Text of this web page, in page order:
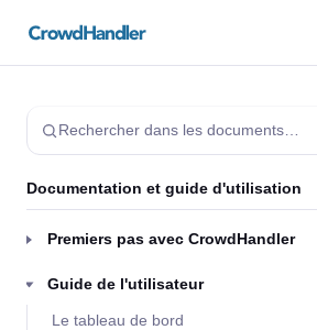
Rechercher dans les documents…
Documentation et guide d'utilisation
Premiers pas avec CrowdHandler
Guide de l'utilisateur
Le tableau de bord